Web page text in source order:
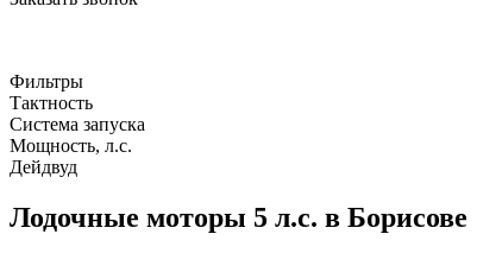
Фильтры
Тактность
Система запуска
Мощность, л.с.
Дейдвуд
Лодочные моторы 5 л.с. в Борисове